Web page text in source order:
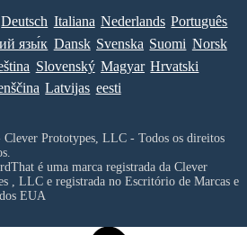
Deutsch Italiana Nederlands Português
язы́к Dansk Svenska Suomi Norsk
Slovenský Magyar Hrvatski
Latvijas eesti
Prototypes, LLC - Todos os direitos
é uma marca registrada da Clever
, LLCe registrada no Escritório de Marcas e
EUA